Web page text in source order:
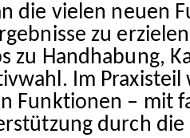
die vielen neuen
zu
zu Handhabung,
Im
Funktionen – mit
durch